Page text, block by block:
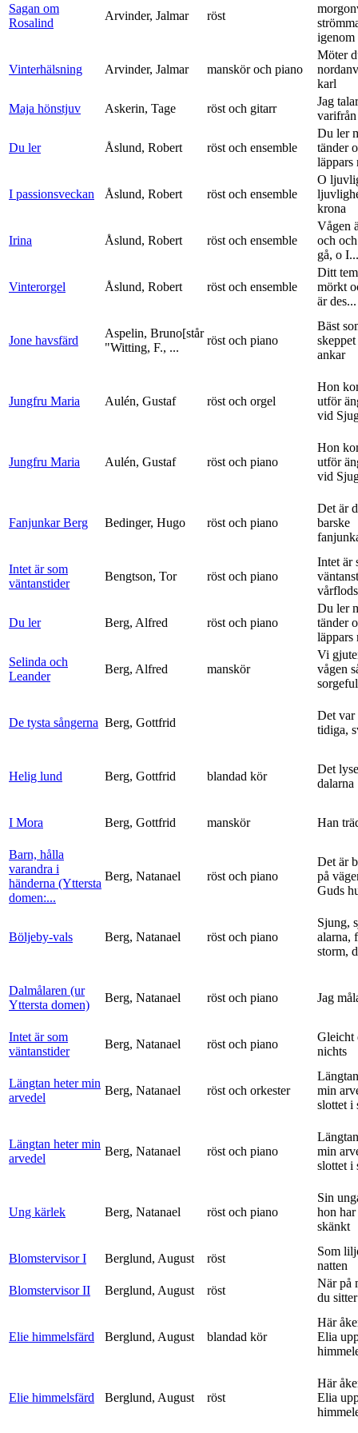
Sagan om
Rosalind
Arvinder, Jalmar röst
igenom
Vinterhälsning Arvinder, Jalmar manskör och piano
Möter
karl
Maja hönstjuv
Askerin, Tage röst och gitarr
Jag
Du ler Åslund, Robert röst och ensemble
Du ler
tänder
läppars
I passionsveckan Åslund, Robert röst och ensemble
O
krona
Irina Åslund, Robert röst och ensemble
Vågen
och
gå, o I...
Vinterorgel Åslund, Robert röst och ensemble
Ditt
mörkt
är des...
Jone havsfärd
Aspelin, Bruno[står
"Witting, F., ...
röst och piano
Bäst
ankar
Jungfru Maria Aulén, Gustaf röst och orgel
Hon
utför
vid
Jungfru Maria Aulén, Gustaf röst och piano
Hon
utför
vid
Fanjunkar Berg Bedinger, Hugo röst och piano
Det är
barske
Intet är som
väntanstider
Bengtson, Tor röst och piano
Intet är
Du ler Berg, Alfred röst och piano
Du ler
tänder
läppars
Selinda och
Leander
Berg, Alfred manskör
Vi
vågen
De tysta sångerna Berg, Gottfrid
Det var
tidiga,
Helig lund Berg, Gottfrid blandad kör
Det
dalarna
I Mora Berg, Gottfrid manskör Han
Barn, hålla
varandra i
händerna (Yttersta
domen:...
Berg, Natanael röst och piano
Det är
på
Guds
Böljeby-vals Berg, Natanael röst och piano
Sjung,
alarna,
storm,
Dalmålaren (ur
Yttersta domen)
Berg, Natanael röst och piano Jag
Intet är som
väntanstider
Berg, Natanael röst och piano
Gleicht
nichts
Längtan heter min
arvedel
Berg, Natanael röst och orkester
min
slottet i
Längtan heter min
arvedel
Berg, Natanael röst och piano
min
slottet i
Ung kärlek Berg, Natanael röst och piano
Sin
hon
skänkt
Blomstervisor I Berglund, August röst
Som
natten
Blomstervisor II
Berglund, August röst
När på
du sitter
Elie himmelsfärd Berglund, August blandad kör
Här
Elia
Elie himmelsfärd Berglund, August röst
Här
Elia